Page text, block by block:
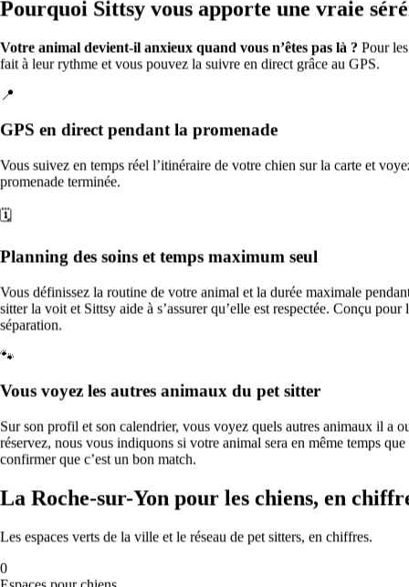
O₃92
30
Passable
Lun
Modérée
Mar 11
49
O₃
—
Que faire ces jours-ci
Qualité de l’air modérée : la plupart des chiens peuvent se promener
troubles respiratoires sont mieux sans exercice intense à midi.
Garde d’animaux de compagnie en
France, ville par ville
Données du réseau Sittsy combinées à des sources publiques
(OpenStreetMap, Open-Meteo).Mis à jour le 2026-06-29.
🏆
La ville la plus accueillante pour les chiens
Pourquoi Sittsy vous apporte une vraie
Votre animal devient-il anxieux quand vous n’êtes pas là ? Pour
fait à leur rythme et vous pouvez la suivre en direct grâce au GPS.
📍
GPS en direct pendant la promenade
Vous suivez en temps réel l’itinéraire de votre chien sur la carte et
promenade terminée.
🗓️
Planning des soins et temps maximum seul
Vous définissez la routine de votre animal et la durée maximale
sitter la voit et Sittsy aide à s’assurer qu’elle est respectée. Conçu
séparation.
🐾
Vous voyez les autres animaux du pet sitter
Sur son profil et son calendrier, vous voyez quels autres animaux il a
réservez, nous vous indiquons si votre animal sera en même temps
confirmer que c’est un bon match.
La Roche-sur-Yon pour les chiens, en
Les espaces verts de la ville et le réseau de pet sitters, en chiffres.
0